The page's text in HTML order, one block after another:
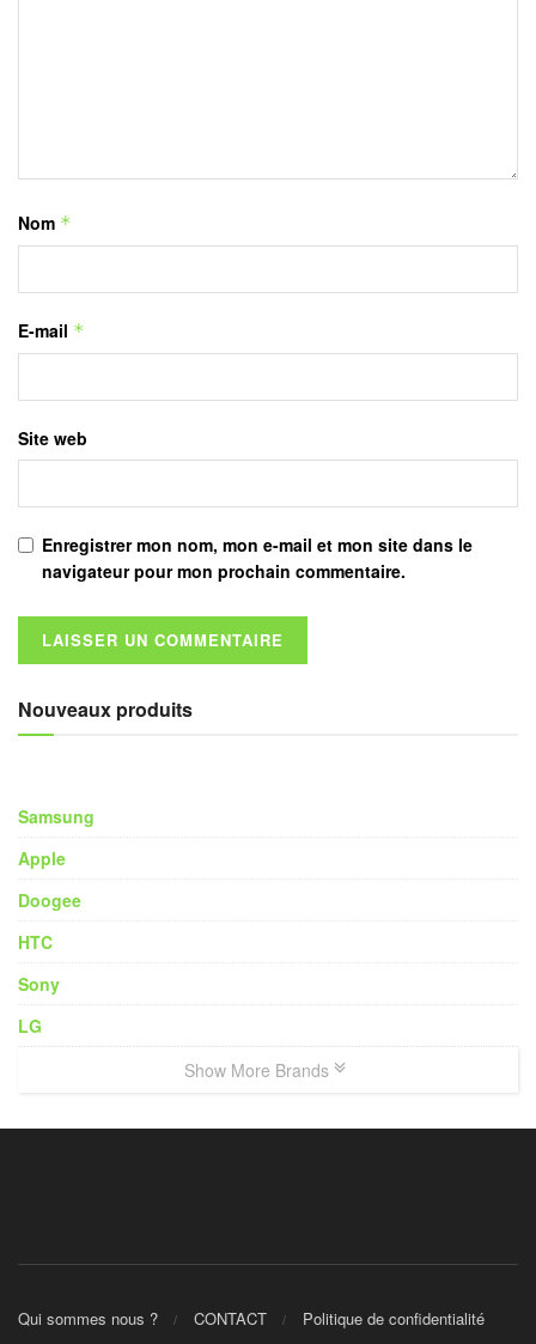
Nom *
E-mail *
Site web
Enregistrer mon nom, mon e-mail et mon site dans le
navigateur pour mon prochain commentaire.
Nouveaux produits
Samsung
Apple
Doogee
HTC
Sony
LG
Show More Brands
Qui sommes nous ? CONTACT Politique de confidentialité